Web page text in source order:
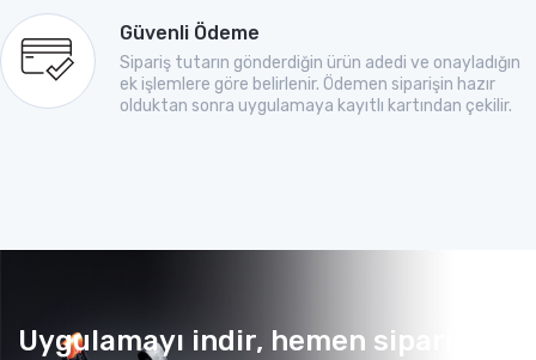
Güvenli Ödeme
Sipariş tutarın gönderdiğin ürün adedi ve onayladığın
ek işlemlere göre belirlenir. Ödemen siparişin hazır
olduktan sonra uygulamaya kayıtlı kartından çekilir.
Uygulamayı indir, hemen sipariş